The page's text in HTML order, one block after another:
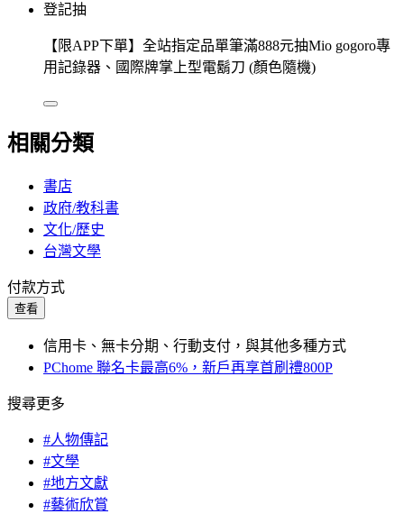
登記抽
【限APP下單】全站指定品單筆滿888元抽Mio gogoro專
用記錄器、國際牌掌上型電鬍刀 (顏色隨機)
相關分類
書店
政府/教科書
文化/歷史
台灣文學
付款方式
查看
信用卡、無卡分期、行動支付，與其他多種方式
PChome 聯名卡最高6%，新戶再享首刷禮800P
搜尋更多
#人物傳記
#文學
#地方文獻
#藝術欣賞